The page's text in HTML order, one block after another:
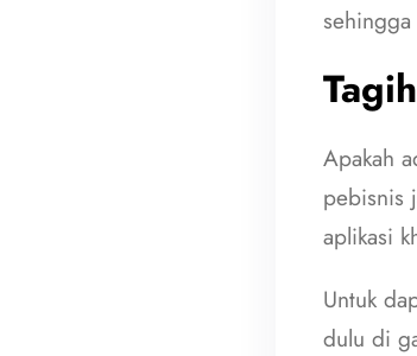
Apakah
pebisnis
aplikasi
Untuk
dulu di